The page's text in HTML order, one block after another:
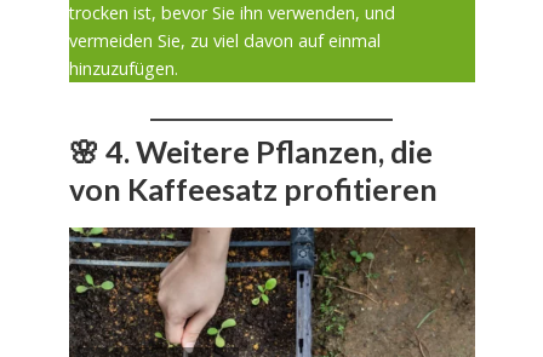
trocken ist, bevor Sie ihn verwenden, und
vermeiden Sie, zu viel davon auf einmal
hinzuzufügen.
🌸 4. Weitere Pflanzen, die
von Kaffeesatz profitieren